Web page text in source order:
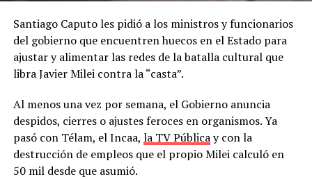
Santiago Caputo les pidió a los ministros y funcionarios
del gobierno que encuentren huecos en el Estado para
ajustar y alimentar las redes de la batalla cultural que
libra Javier Milei contra la “casta”.
Al menos una vez por semana, el Gobierno anuncia
despidos, cierres o ajustes feroces en organismos. Ya
pasó con Télam, el Incaa, la TV Públicay con la
destrucción de empleos que el propio Milei calculó en
50 mil desde que asumió.